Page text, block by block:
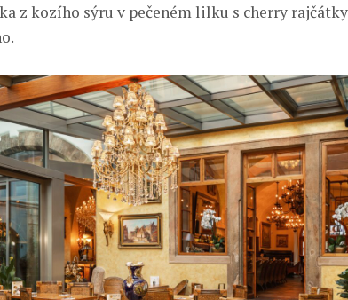
z kozího sýru v pečeném lilku s cherry rajčátky